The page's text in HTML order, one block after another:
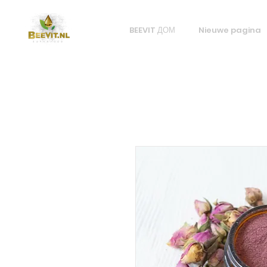
BEEVIT ДОМ Nieuwe pagina